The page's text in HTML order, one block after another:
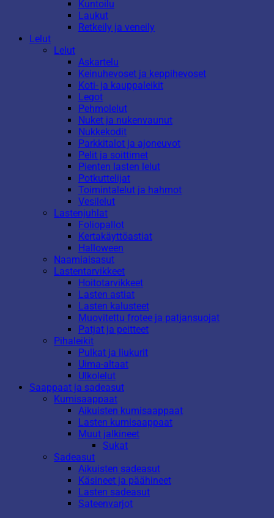
Kuntoilu
Laukut
Retkeily ja veneily
Lelut
Lelut
Askartelu
Keinuhevoset ja keppihevoset
Koti- ja kauppaleikit
Legot
Pehmolelut
Nuket ja nukenvaunut
Nukkekodit
Parkkitalot ja ajoneuvot
Pelit ja soittimet
Pienten lasten lelut
Potkuttelijat
Toimintalelut ja hahmot
Vesilelut
Lastenjuhlat
Foliopallot
Kertakäyttöastiat
Halloween
Naamiaisasut
Lastentarvikkeet
Hoitotarvikkeet
Lasten astiat
Lasten kalusteet
Muovitettu frotee ja patjansuojat
Patjat ja peitteet
Pihaleikit
Pulkat ja liukurit
Uima-altaat
Ulkolelut
Saappaat ja sadeasut
Kumisaappaat
Aikuisten kumisaappaat
Lasten kumisaappaat
Muut jalkineet
Sukat
Sadeasut
Aikuisten sadeasut
Käsineet ja päähineet
Lasten sadeasut
Sateenvarjot